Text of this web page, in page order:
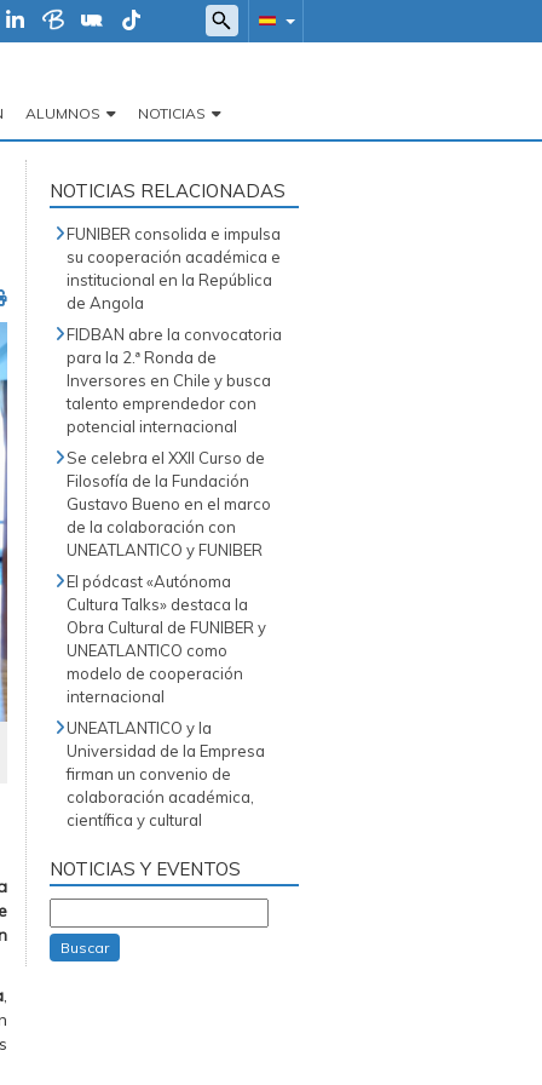
ALUMNOS NOTICIAS
,
NOTICIAS RELACIONADAS
FUNIBER consolida e impulsa
su cooperación académica e
institucional en la República
de Angola
FIDBAN abre la convocatoria
para la 2.ª Ronda de
Inversores en Chile y busca
talento emprendedor con
potencial internacional
Se celebra el XXII Curso de
Filosofía de la Fundación
Gustavo Bueno en el marco
de la colaboración con
UNEATLANTICO y FUNIBER
El pódcast «Autónoma
Cultura Talks» destaca la
Obra Cultural de FUNIBER y
UNEATLANTICO como
modelo de cooperación
internacional
UNEATLANTICO y la
Universidad de la Empresa
firman un convenio de
colaboración académica,
científica y cultural
NOTICIAS Y EVENTOS
Buscar